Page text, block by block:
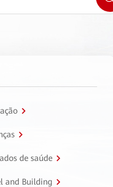
de saúde
and Building